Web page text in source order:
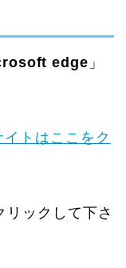
edge 」
トはここをク
リックして下さ